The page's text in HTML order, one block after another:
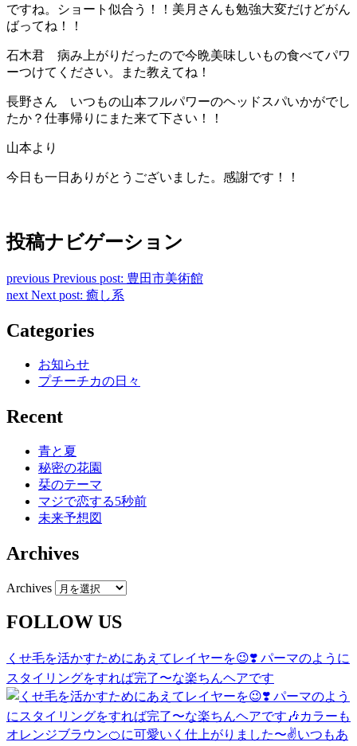
ですね。ショート似合う！！美月さんも勉強大変だけどがん
ばってね！！
石木君 病み上がりだったので今晩美味しいもの食べてパワ
ーつけてください。また教えてね！
長野さん いつもの山本フルパワーのヘッドスパいかがでし
たか？仕事帰りにまた来て下さい！！
山本より
今日も一日ありがとうございました。感謝です！！
投稿ナビゲーション
previous Previous post: 豊田市美術館
next Next post: 癒し系
Categories
お知らせ
プチーチカの日々
Recent
青と夏
秘密の花園
栞のテーマ
マジで恋する5秒前
未来予想図
Archives
Archives
FOLLOW US
くせ毛を活かすためにあえてレイヤーを😉❣️ パーマのように
スタイリングをすれば完了〜な楽ちんヘアです